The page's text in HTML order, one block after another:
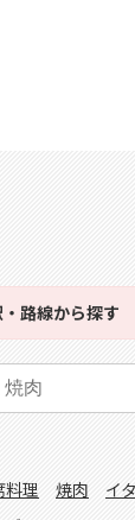
路線から探す
料理 焼肉 イ